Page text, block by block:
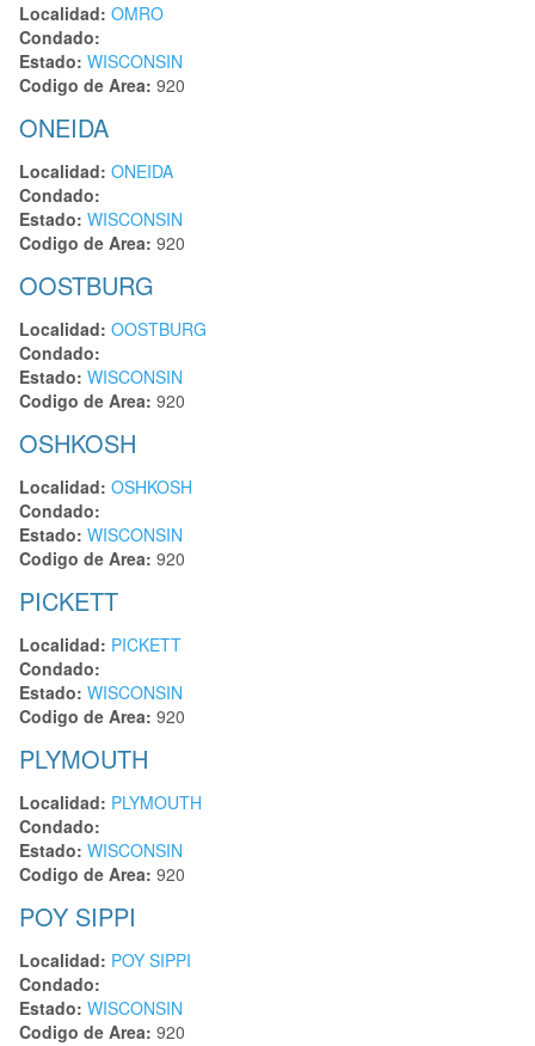
Localidad: OMRO
Condado:
Estado: WISCONSIN
Codigo de Area: 920
ONEIDA
Localidad: ONEIDA
Condado:
Estado: WISCONSIN
Codigo de Area: 920
OOSTBURG
Localidad: OOSTBURG
Condado:
Estado: WISCONSIN
Codigo de Area: 920
OSHKOSH
Localidad: OSHKOSH
Condado:
Estado: WISCONSIN
Codigo de Area: 920
PICKETT
Localidad: PICKETT
Condado:
Estado: WISCONSIN
Codigo de Area: 920
PLYMOUTH
Localidad: PLYMOUTH
Condado:
Estado: WISCONSIN
Codigo de Area: 920
POY SIPPI
Localidad: POY SIPPI
Condado:
Estado: WISCONSIN
Codigo de Area: 920